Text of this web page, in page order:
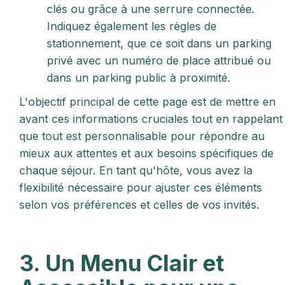
clés ou grâce à une serrure connectée.
Indiquez également les règles de
stationnement, que ce soit dans un parking
privé avec un numéro de place attribué ou
dans un parking public à proximité.
L'objectif principal de cette page est de mettre en
avant ces informations cruciales tout en rappelant
que tout est personnalisable pour répondre au
mieux aux attentes et aux besoins spécifiques de
chaque séjour. En tant qu'hôte, vous avez la
flexibilité nécessaire pour ajuster ces éléments
selon vos préférences et celles de vos invités.
3. Un Menu Clair et